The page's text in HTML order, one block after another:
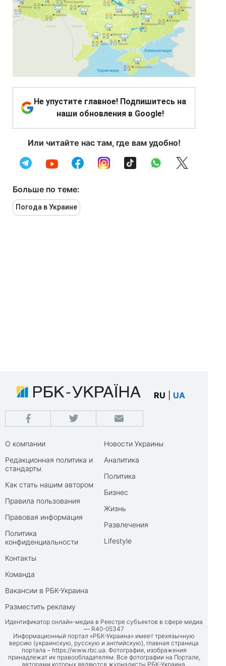
Не упустите главное! Подпишитесь на
наши обновления в Google!
Или читайте нас там, где вам удобно!
Больше по теме:
Погода в Украине
RU UA
О компании
Редакционная политика и
стандарты
Как стать нашим автором
Правила пользования
Правовая информация
Политика
конфиденциальности
Контакты
Команда
Вакансии в РБК-Украина
Разместить рекламу
Новости Украины
Аналитика
Политика
Бизнес
Жизнь
Развлечения
Lifestyle
Идентификатор онлайн-медиа в Реестре субъектов в сфере медиа
— R40-05347
Информационный портал «РБК-Украина» имеет трехязычную
версию (украинскую, русскую и английскую), главная страница
портала – https://www.rbc.ua. Фотографии, изображения
принадлежат их правообладателям. Все фотографии на Портале,
авторами которых являются журналисты РБК-Украина,